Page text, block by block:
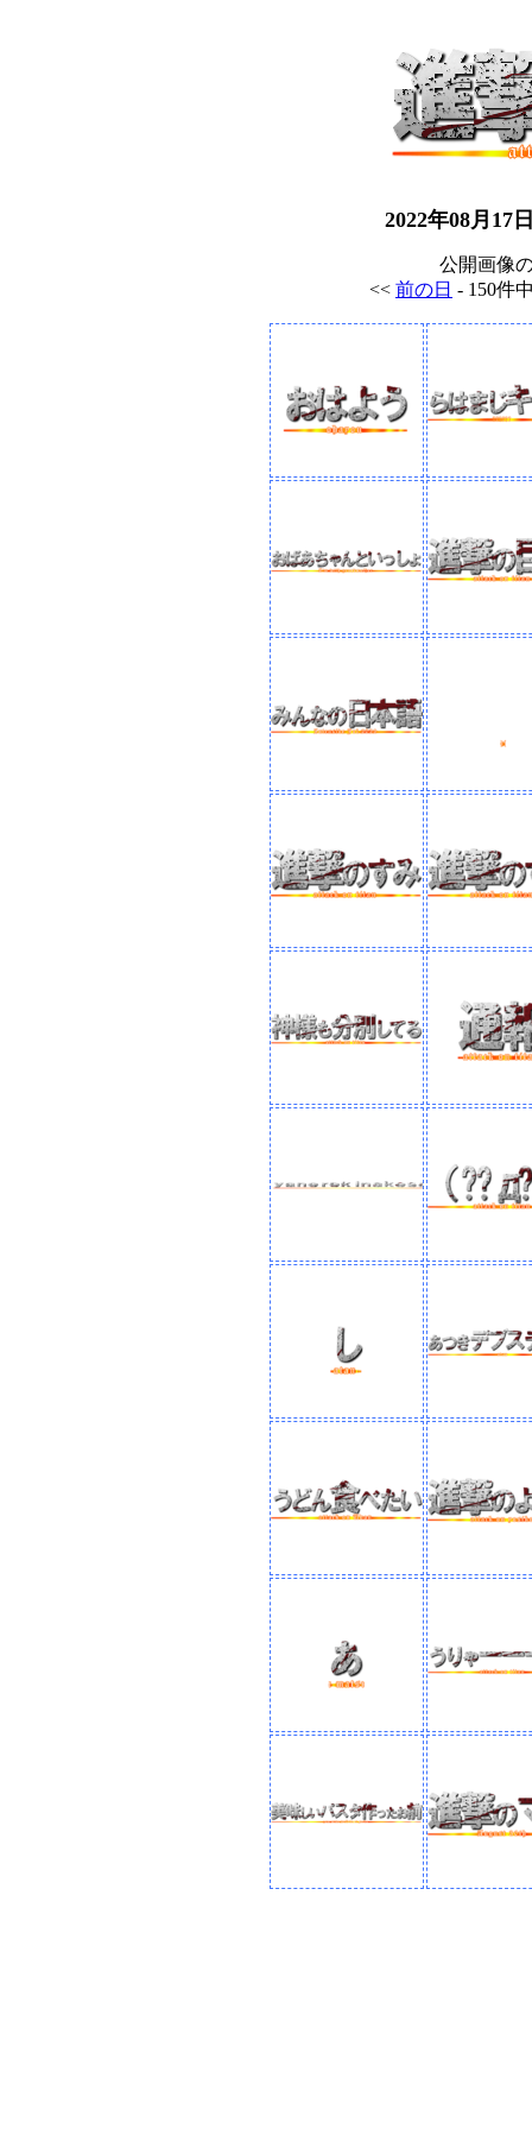
2022年08月17
公開画像
<< 前の日 - 150件